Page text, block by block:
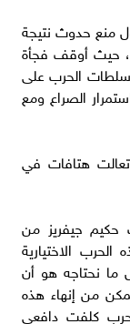
منع حدوث نتيجة
حيث أوقف فجأة
سلطات الحرب على
الصراع ومع
التصويت 215 مقابل 208، وتعالت هتافات في
حكيم جيفريز من
الاختيارية
ما نحتاجه هو أن
من إنهاء هذه
حرب كلفت دافعي